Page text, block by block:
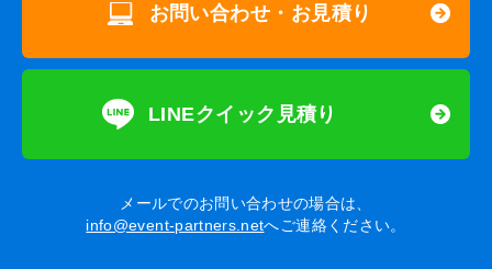
お問い合わせ・お見積り
LINEクイック見積り
メールでのお問い合わせの場合は、
info@event-partners.netへご連絡ください。